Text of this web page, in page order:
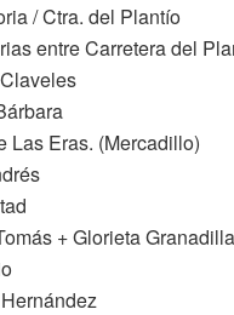
/ Ctra. del Plantío
entre Carretera del
Las Eras. (Mercadillo)
+ Glorieta Granadilla